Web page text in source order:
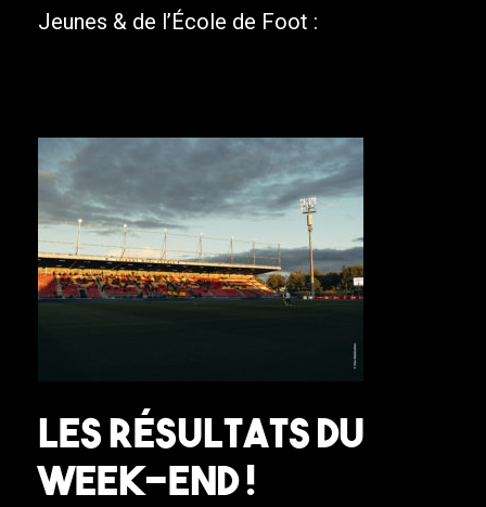
Jeunes & de l’École de Foot :
Les résultats du
week-end !